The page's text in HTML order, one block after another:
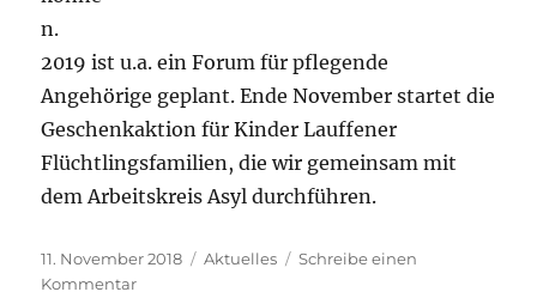
n.
2019 ist u.a. ein Forum für pflegende
Angehörige geplant. Ende November startet die
Geschenkaktion für Kinder Lauffener
Flüchtlingsfamilien, die wir gemeinsam mit
dem Arbeitskreis Asyl durchführen.
Veröffentlicht
am
11. November 2018 Kategorien
Aktuelles
Schreibe einen
Kommentarzu